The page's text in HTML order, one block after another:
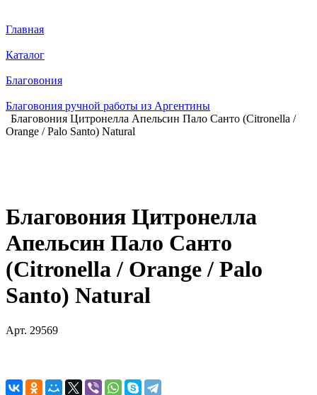
Главная
Каталог
Благовония
Благовония ручной работы из Аргентины
Благовония Цитронелла Апельсин Пало Санто (Citronella /
Orange / Palo Santo) Natural
Благовония Цитронелла
Апельсин Пало Санто
(Citronella / Orange / Palo
Santo) Natural
Арт. 29569